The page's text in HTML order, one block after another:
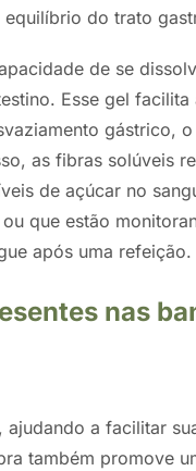
do trato
de se
Esse gel facilita
gástrico,
as fibras solúveis
de açúcar no
que estão
após uma refeição.
nas
a facilitar
também promove